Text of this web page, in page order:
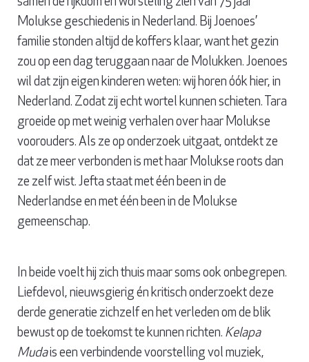
Molukse geschiedenis in Nederland. Bij Joenoes’
familie stonden altijd de koffers klaar, want het gezin
zou op een dag teruggaan naar de Molukken. Joenoes
wil dat zijn eigen kinderen weten: wij horen óók hier, in
Nederland. Zodat zij echt wortel kunnen schieten. Tara
groeide op met weinig verhalen over haar Molukse
voorouders. Als ze op onderzoek uitgaat, ontdekt ze
dat ze meer verbonden is met haar Molukse roots dan
ze zelf wist. Jefta staat met één been in de
Nederlandse en met één been in de Molukse
gemeenschap.
In beide voelt hij zich thuis maar soms ook onbegrepen.
Liefdevol, nieuwsgierig én kritisch onderzoekt deze
derde generatie zichzelf en het verleden om de blik
bewust op de toekomst te kunnen richten. Kelapa
Mudais een verbindende voorstelling vol muziek,